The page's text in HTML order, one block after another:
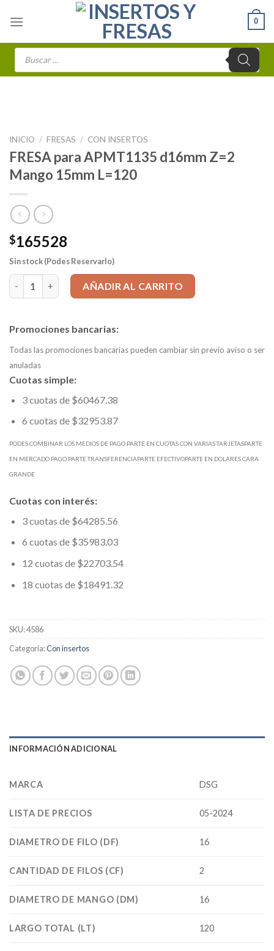
0
Búsqueda
INICIO / FRESAS / CON INSERTOS
FRESA para APMT1135 d16mm Z=2
Mango 15mm L=120
$165528
Sin stock (Podes Reservarlo)
FRESA para APMT1135 d16mm Z=2 Mango 15mm L=120 cantidad
AÑADIR AL CARRITO
Promociones bancarias:
Todas las promociones bancarias pueden cambiar sin previo aviso o ser
anuladas
Cuotas simple:
3 cuotas de $60467.38
6 cuotas de $32953.87
PODES COMBINAR LOS MEDIOS DE PAGO PARTE EN CUOTAS CON VARIAS TARJETASPARTE
EN MERCADO PAGO PARTE TRANSFERENCIAPARTE EFECTIVOPARTE EN DOLARES CARA
GRANDE
Cuotas con interés:
3 cuotas de $64285.56
6 cuotas de $35983.03
12 cuotas de $22703.54
18 cuotas de $18491.32
SKU:4586
Categoría:Con insertos
INFORMACIÓN ADICIONAL
MARCA DSG
LISTA DE PRECIOS 05-2024
DIAMETRO DE FILO (DF) 16
CANTIDAD DE FILOS (CF) 2
DIAMETRO DE MANGO (DM) 16
LARGO TOTAL (LT) 120